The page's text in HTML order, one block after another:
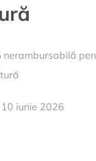
nerambursabilă
iunie 2026